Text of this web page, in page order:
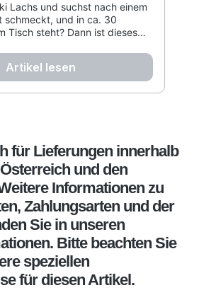
Lachs und suchst nach einem
schmeckt, und in ca. 30
Dann ist dieses
Artikel lesen
für Lieferungen innerhalb
und den
Informationen zu
Zahlungsarten und der
Sie in unseren
Bitte beachten Sie
speziellen
für diesen Artikel.